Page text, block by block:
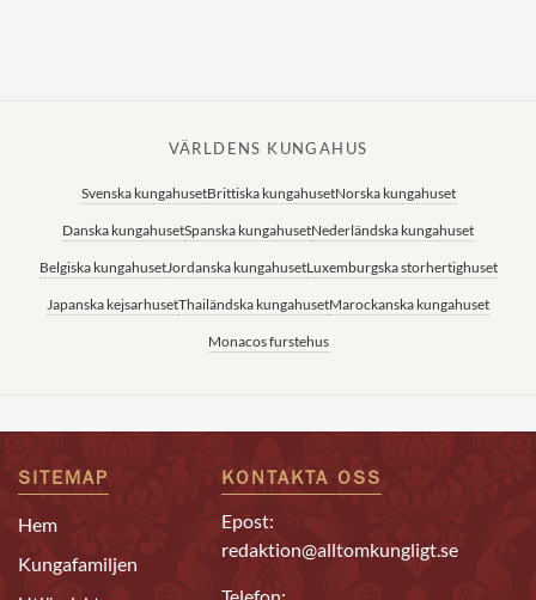
VÄRLDENS KUNGAHUS
Svenska kungahusetBrittiska kungahusetNorska kungahuset
Danska kungahusetSpanska kungahusetNederländska kungahuset
Belgiska kungahusetJordanska kungahusetLuxemburgska storhertighuset
Japanska kejsarhusetThailändska kungahusetMarockanska kungahuset
Monacos furstehus
SITEMAP
Hem
Kungafamiljen
KONTAKTA OSS
Epost:
redaktion@alltomkungligt.se